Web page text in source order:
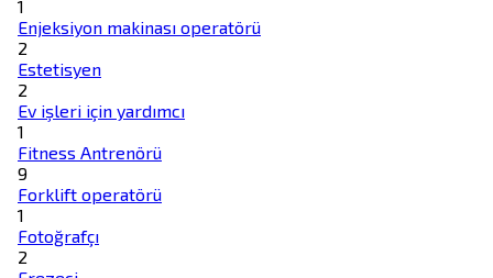
1
Enjeksiyon makinası operatörü
2
Estetisyen
2
Ev işleri için yardımcı
1
Fitness Antrenörü
9
Forklift operatörü
1
Fotoğrafçı
2